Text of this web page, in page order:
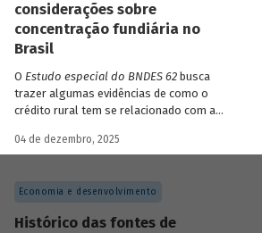
considerações sobre
concentração fundiária no
Brasil
O Estudo especial do BNDES 62busca
trazer algumas evidências de como o
crédito rural tem se relacionado com a
papel desempenhado pelo BNDES.
04 de dezembro, 2025
Economia e desenvolvimento
Histórico das fontes de